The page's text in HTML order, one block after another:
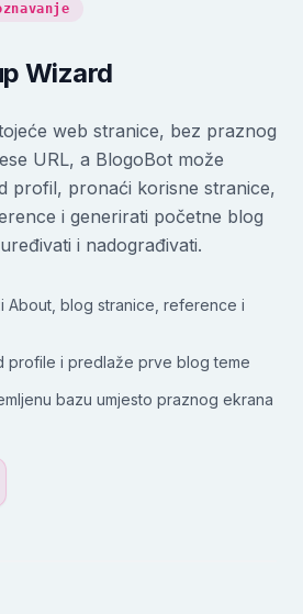
Wizard
web stranice, bez praznog
URL, a BlogoBot može
profil, pronaći korisne stranice,
i generirati početne blog
i nadograđivati.
About, blog stranice, reference i
profile i predlaže prve blog teme
bazu umjesto praznog ekrana